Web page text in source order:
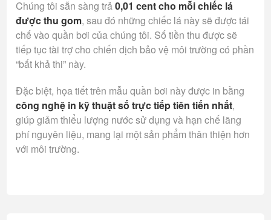
Chúng tôi sẵn sàng trả0,01 cent cho mỗi chiếc lá
được thu gom, sau đó những chiếc lá này sẽ được tái
chế vào quần bơi của chúng tôi. Số tiền thu được sẽ
tiếp tục tài trợ cho chiến dịch bảo vệ môi trường có phần
“bất khả thi” này.
Đặc biệt, họa tiết trên mẫu quần bơi này được in bằng
công nghệ in kỹ thuật số trực tiếp tiên tiến nhất,
giúp giảm thiểu lượng nước sử dụng và hạn chế lãng
phí nguyên liệu, mang lại một sản phẩm thân thiện hơn
với môi trường.